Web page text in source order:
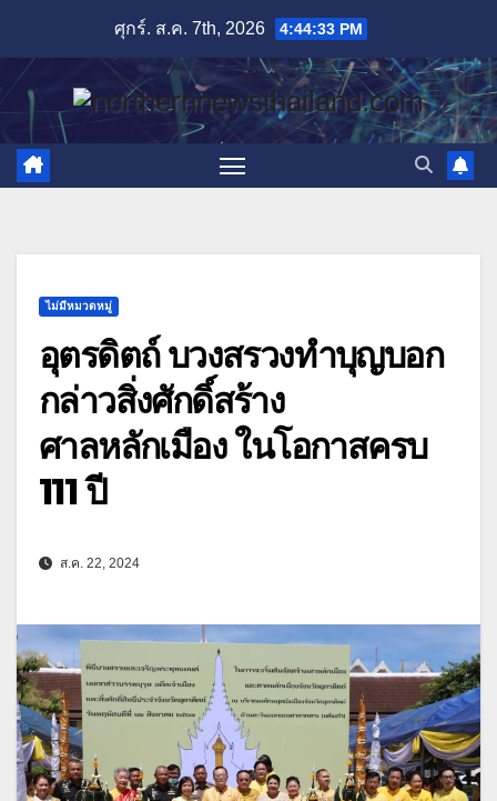
content
ศุกร์. ส.ค. 7th, 2026 4:44:35 PM
ไม่มีหมวดหมู่
อุตรดิตถ์ บวงสรวงทำบุญบอก
กล่าวสิ่งศักดิ์สร้าง
ศาลหลักเมือง ในโอกาสครบ
111 ปี
ส.ค. 22, 2024